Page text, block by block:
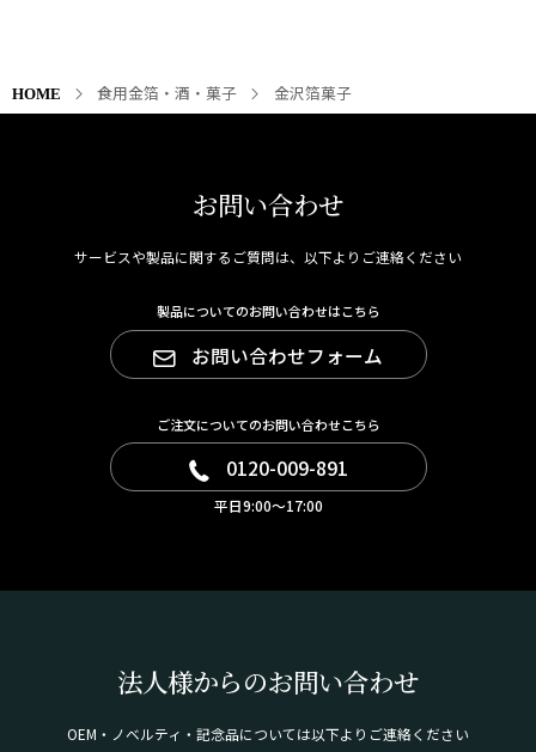
HOME 食用金箔・酒・菓子 金沢箔菓子
お問い合わせ
サービスや製品に関するご質問は、以下よりご連絡ください
製品についてのお問い合わせはこちら
お問い合わせフォーム
ご注文についてのお問い合わせこちら
0120-009-891
平日9:00～17:00
法人様からのお問い合わせ
OEM・ノベルティ・記念品については以下よりご連絡ください